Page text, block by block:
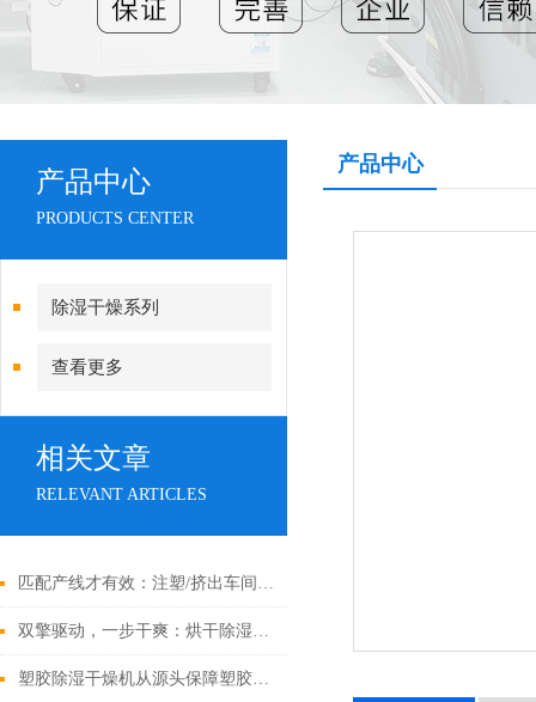
产品中心
PRODUCTS CENTER
除湿干燥系列
查看更多
相关文章
RELEVANT ARTICLES
匹配产线才有效：注塑/挤出车间中央供料系统选型策略与工艺校核
双擎驱动，一步干爽：烘干除湿一体机，高效能干燥的集成解决方案
塑胶除湿干燥机从源头保障塑胶制品品质
产品中心